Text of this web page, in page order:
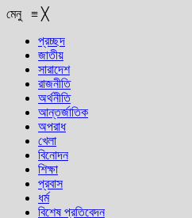
মেনু ≡ ╳
প্রচ্ছদ
জাতীয়
সারাদেশ
রাজনীতি
অর্থনীতি
আন্তর্জাতিক
অপরাধ
খেলা
বিনোদন
শিক্ষা
প্রবাস
ধর্ম
বিশেষ প্রতিবেদন